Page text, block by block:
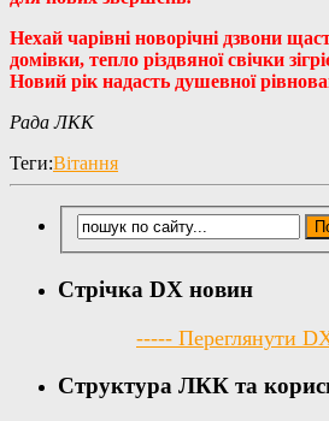
Нехай чарівні новорічні дзвони
домівки, тепло різдвяної свічки
Новий рік надасть душевної
Рада ЛКК
Теги:Вітання
Стрічка DX новин
----- Переглянути
Структура ЛКК та